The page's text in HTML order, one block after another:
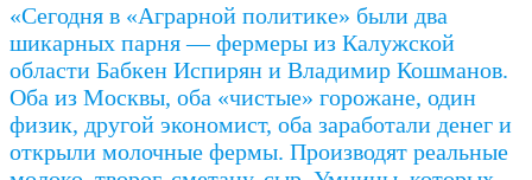
«Сегодня в «Аграрной политике» были два
шикарных парня — фермеры из Калужской
области Бабкен Испирян и Владимир Кошманов.
Оба из Москвы, оба «чистые» горожане, один
физик, другой экономист, оба заработали денег и
открыли молочные фермы. Производят реальные